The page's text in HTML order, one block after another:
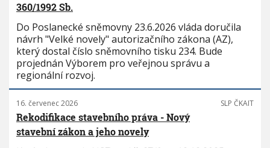
360/1992 Sb.
Do Poslanecké sněmovny 23.6.2026 vláda doručila
návrh "Velké novely" autorizačního zákona (AZ),
který dostal číslo sněmovního tisku 234. Bude
projednán Výborem pro veřejnou správu a
regionální rozvoj.
16. červenec 2026 SLP ČKAIT
Rekodifikace stavebního práva - Nový
stavební zákon a jeho novely